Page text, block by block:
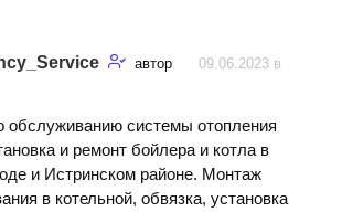
автор
09.06.2023 в
обслуживанию системы отопления
и ремонт бойлера и котла в
и Истринском районе. Монтаж
в котельной, обвязка, установка